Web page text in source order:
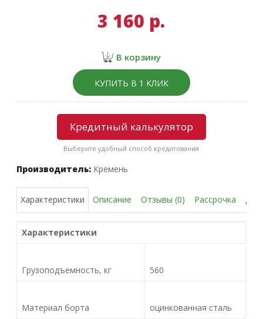
3 160 р.
В корзину
КУПИТЬ В 1 КЛИК
Кредитный калькулятор
Выберите удобный способ кредитования
Производитель: Кремень
Характеристики Описание Отзывы (0) Рассрочка
Характеристики
Грузоподъемность, кг 560
Материал борта оцинкованная сталь